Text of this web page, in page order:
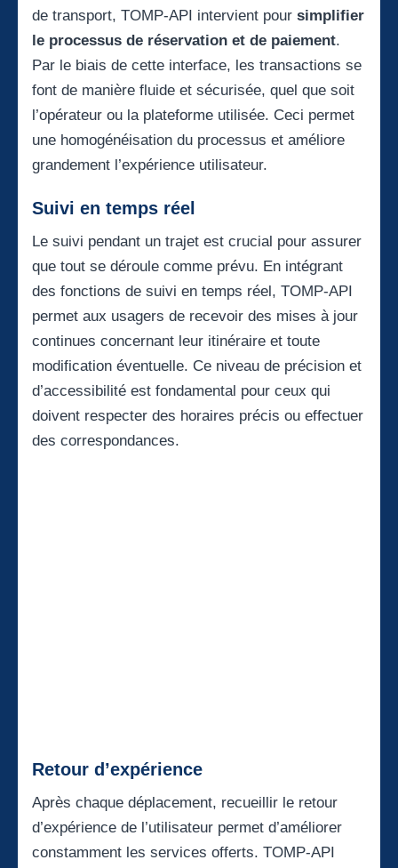
de transport, TOMP-API intervient pour simplifier
le processus de réservation et de paiement.
Par le biais de cette interface, les transactions se
font de manière fluide et sécurisée, quel que soit
l’opérateur ou la plateforme utilisée. Ceci permet
une homogénéisation du processus et améliore
grandement l’expérience utilisateur.
Suivi en temps réel
Le suivi pendant un trajet est crucial pour assurer
que tout se déroule comme prévu. En intégrant
des fonctions de suivi en temps réel, TOMP-API
permet aux usagers de recevoir des mises à jour
continues concernant leur itinéraire et toute
modification éventuelle. Ce niveau de précision et
d’accessibilité est fondamental pour ceux qui
doivent respecter des horaires précis ou effectuer
des correspondances.
Retour d’expérience
Après chaque déplacement, recueillir le retour
d’expérience de l’utilisateur permet d’améliorer
constamment les services offerts. TOMP-API